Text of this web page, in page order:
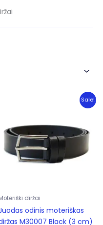
Sale!
diržai
odinis moteriškas
M30007 Black (3 cm)